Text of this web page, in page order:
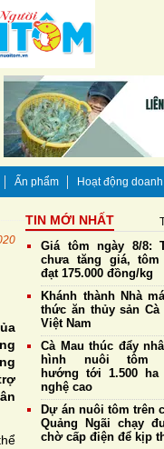
Ấn phẩm Hoạt động
TIN MỚI NHẤT
Giá tôm ngày 8/8:
chưa tăng giá, tôm
đạt 175.000 đồng/kg
Khánh thành Nhà
thức ăn thủy sản Cà
Việt Nam
Cà Mau thúc đẩy
hình nuôi tôm
hướng tới 1.500 ha
nghệ cao
Dự án nuôi tôm trên
Quảng Ngãi chạy
chờ cấp điện để kịp